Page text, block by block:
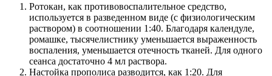
Ротокан, как противовоспалительное средство,
используется в разведенном виде (с физиологическим
раствором) в соотношении 1:40. Благодаря календуле,
ромашке, тысячелистнику уменьшается выраженность
воспаления, уменьшается отечность тканей. Для одного
сеанса достаточно 4 мл раствора.
Настойка прополиса разводится, как 1:20. Для